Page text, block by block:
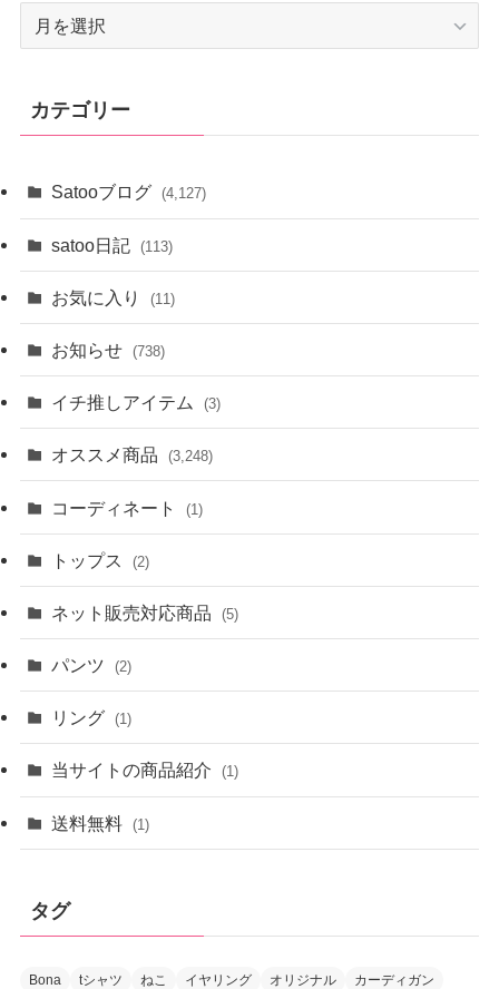
ブ
カテゴリー
Satooブログ (4,127)
satoo日記 (113)
お気に入り (11)
お知らせ (738)
イチ推しアイテム (3)
オススメ商品 (3,248)
コーディネート (1)
トップス (2)
ネット販売対応商品 (5)
パンツ (2)
リング (1)
当サイトの商品紹介 (1)
送料無料 (1)
タグ
Bona tシャツ ねこ イヤリング オリジナル カーディガン